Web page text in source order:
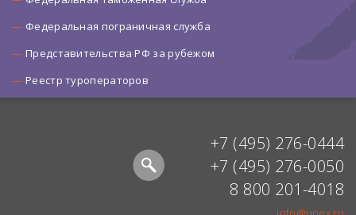
Федеральная пограничная служба
Представительства РФ за рубежом
Реестр туроператоров
+7 (495) 276-0444
+7 (495) 276-0050
8 800 201-4018